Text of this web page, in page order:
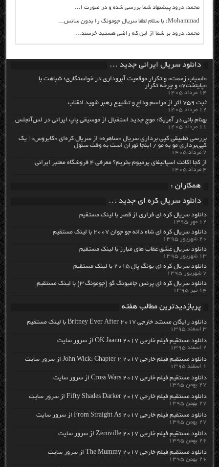
محمد: درود پیشنهاد شما بررسی شده و در صورت ا...
Mohammad: با سلام لطفا سریال جومونگ را بدون سانس...
محمد: درود بر شما از این که راضی هستید خرسند...
دانلود سریال ایرانی جدید …
«اسباب زحمت» و تکرار موقعیت آبروداری در خواستگاری؛ شباهت با
«پایتخت۷» و چرخه تکرار
۱۴ مرداد ۱۴۰۵
ثبت ۷۵۹ اثر از مراسم وداع و تشییع رهبر شهید انقلاب
۱۲ مرداد ۱۴۰۵
بهنام بانی در آمریکا: موج جدید استقبال از موسیقی پاپ ایرانی در لس‌آنجلس
۱۱ مرداد ۱۴۰۵
بررسی تطبیقی کپی برداری سریال «ساهره» از سریال کره‌ای «کایروس» | یک
کپی‌برداری مو به مو / اینجا تهران است به وقت سئول
۷ مرداد ۱۴۰۵
از کجا اکانت اسپاتیفای پرمیوم بخریم؟ معرفی ۴ فروشگاه معتبر ایرانی
۴ مرداد ۱۴۰۵
همکاران :
دانلود سریال کره ای جدید …
دانلود سریال کره ای فراری از قصر با لینک مستقیم
۱۲ مهر ۱۳۹۵
دانلود سریال کره ای شاه دائه جو جوان ۲۰۰۷ با لینک مستقیم
۲۰ شهریور ۱۳۹۵
دانلود سریال عشق عقاب های مبارز با لینک مستقیم
۱۳ شهریور ۱۳۹۵
دانلود سریال کره ای یونگ پال ۲۰۱۵ با لینک مستقیم
۷ شهریور ۱۳۹۵
دانلود سریال کره ای پرنس جامیونگ گو (جومونگ ۳) با لینک مستقیم
۱۴ تیر ۱۳۹۵
پربازدیدترین مطالب هفته
دانلود رایگان مسنتد خارجی Britney Ever After 2017 با لینک مستقیم
۳ اسفند ۱۳۹۵
دانلود مستقیم فیلم خارجی OK Jaanu 2017 از سرور سایت
۲ اسفند ۱۳۹۵
دانلود مستقیم فیلم خارجی John Wick: Chapter 2 2017 از سرور سایت
۱ اسفند ۱۳۹۵
دانلود مستقیم فیلم خارجی Cross Wars 2017 از سرور سایت
۲۷ بهمن ۱۳۹۵
دانلود مستقیم فیلم خارجی Fifty Shades Darker 2017 از سرور سایت
۲۷ بهمن ۱۳۹۵
دانلود مستقیم فیلم خارجی From Straight As 2017 از سرور سایت
۲۷ بهمن ۱۳۹۵
دانلود مستقیم فیلم خارجی Zeroville 2017 از سرور سایت
۲۶ بهمن ۱۳۹۵
دانلود مستقیم فیلم خارجی The Mummy 2017 از سرور سایت
۲۶ بهمن ۱۳۹۵